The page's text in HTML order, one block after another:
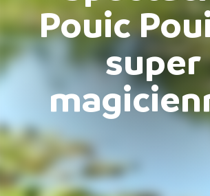
Pouic
super